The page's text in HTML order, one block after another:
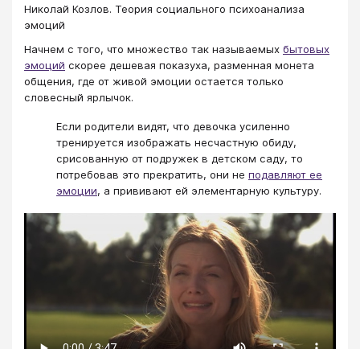
Николай Козлов. Теория социального психоанализа
эмоций
Начнем с того, что множество так называемых бытовых
эмоций скорее дешевая показуха, разменная монета
общения, где от живой эмоции остается только
словесный ярлычок.
Если родители видят, что девочка усиленно
тренируется изображать несчастную обиду,
срисованную от подружек в детском саду, то
потребовав это прекратить, они не подавляют ее
эмоции, а прививают ей элементарную культуру.